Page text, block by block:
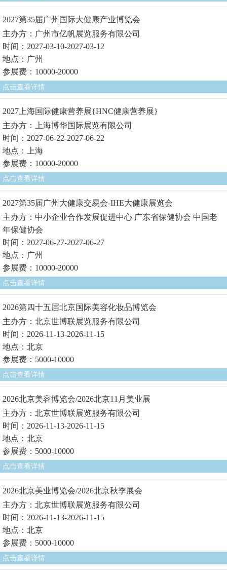
2027第35届广州国际大健康产业博览会
主办方：广州市亿帆展览服务有限公司
时间：2027-03-10-2027-03-12
地点：广州
参展费：10000-20000
点击查看详情
2027上海国际健康营养展{HNC健康营养展}
主办方：上海博华国际展览有限公司
时间：2027-06-22-2027-06-22
地点：上海
参展费：10000-20000
点击查看详情
2027第35届广州大健康交易会-IHE大健康展览会
主办方：中小企业合作发展促进中心 广东省保健协会 中国老
年保健协会
时间：2027-06-27-2027-06-27
地点：广州
参展费：10000-20000
点击查看详情
2026第四十五届北京国际美容化妆品博览会
主办方：北京世博联展览服务有限公司
时间：2026-11-13-2026-11-15
地点：北京
参展费：5000-10000
点击查看详情
2026北京美容博览会/2026北京11月美业展
主办方：北京世博联展览服务有限公司
时间：2026-11-13-2026-11-15
地点：北京
参展费：5000-10000
点击查看详情
2026北京美业博览会/2026北京秋季展会
主办方：北京世博联展览服务有限公司
时间：2026-11-13-2026-11-15
地点：北京
参展费：5000-10000
点击查看详情